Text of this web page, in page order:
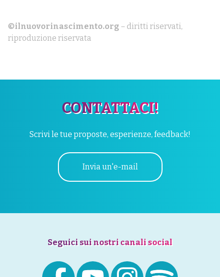
©ilnuovorinascimento.org – diritti riservati,
riproduzione riservata
CONTATTACI!
Scrivi le tue proposte, esperienze, feedback!
Invia un'e-mail
Seguici sui nostri canali social